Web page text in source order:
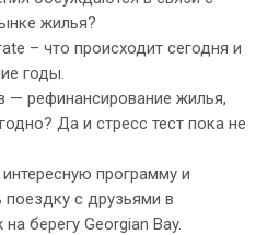
жилья?
– что происходит сегодня и
годы.
— рефинансирование жилья,
Да и стресс тест пока не
интересную программу и
поездку с друзьями в
берегу Georgian Bay.